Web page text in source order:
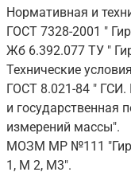
Нормативная и
ГОСТ 7328-2001 "
Жб 6.392.077 ТУ "
Технические
ГОСТ 8.021-84 " ГСИ.
и государственная
измерений массы".
МОЗМ МР №111 "Гири
1, М 2, М3".